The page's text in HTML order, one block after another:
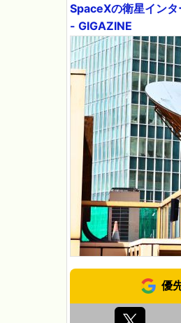
SpaceXの衛星イン
- GIGAZINE
優